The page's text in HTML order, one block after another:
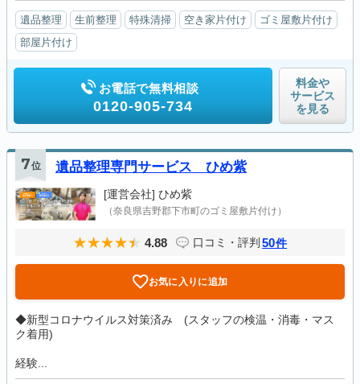
遺品整理 生前整理 特殊清掃 空き家片付け
ゴミ屋敷片付け
部屋片付け
お電話で無料相談
0120-905-734
料金や
サービス
を見る
7位 遺品整理専門サービス ひめ紫
[運営会社] ひめ紫
（奈良県吉野郡下市町のゴミ屋敷片付け）
4.88 口コミ・評判 50件
お気に入りに追加
◆新型コロナウイルス対策済み (スタッフの検温・消毒・マス
ク着用)
経験...